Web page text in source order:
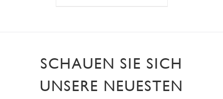
SCHAUEN SIE SICH
UNSERE NEUESTEN